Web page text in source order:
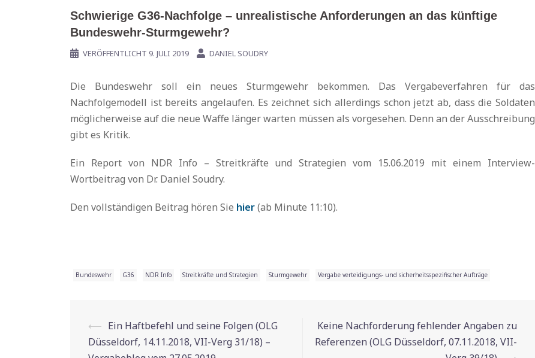
Schwierige G36-Nachfolge – unrealistische Anforderungen an das künftige
Bundeswehr-Sturmgewehr?
VERÖFFENTLICHT 9. JULI 2019 DANIEL SOUDRY
Die Bundeswehr soll ein neues Sturmgewehr bekommen. Das Vergabeverfahren für das
Nachfolgemodell ist bereits angelaufen. Es zeichnet sich allerdings schon jetzt ab, dass die Soldaten
möglicherweise auf die neue Waffe länger warten müssen als vorgesehen. Denn an der Ausschreibung
gibt es Kritik.
Ein Report von NDR Info – Streitkräfte und Strategien vom 15.06.2019 mit einem Interview-
Wortbeitrag von Dr. Daniel Soudry.
Den vollständigen Beitrag hören Sie hier(ab Minute 11:10).
Bundeswehr G36 NDR Info Streitkräfte und Strategien Sturmgewehr Vergabe verteidigungs- und sicherheitsspezifischer Aufträge
Beitrags-
⟵ Ein Haftbefehl und seine Folgen (OLG
Düsseldorf, 14.11.2018, VII-Verg 31/18) –
Keine Nachforderung fehlender Angaben zu
Referenzen (OLG Düsseldorf, 07.11.2018, VII-